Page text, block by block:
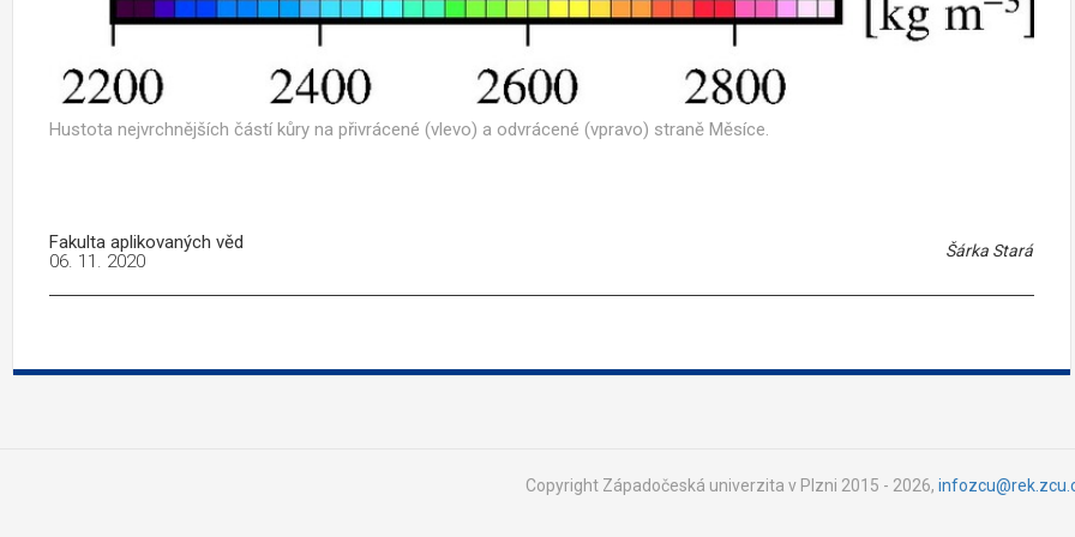
Hustota nejvrchnějších částí kůry na přivrácené (vlevo) a odvrácené (vpravo) straně Měsíce.
Fakulta aplikovaných věd Šárka Stará
06. 11. 2020
Copyright Západočeská univerzita v Plzni 2015 - 2026,